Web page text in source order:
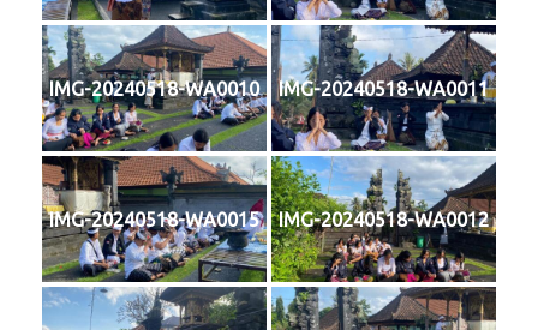
IMG-20240518-WA0010 IMG-20240518-WA0011
IMG-20240518-WA0015 IMG-20240518-WA0012